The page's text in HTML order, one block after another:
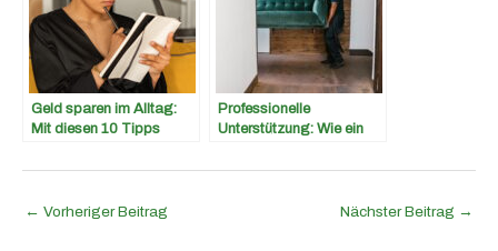
Geld sparen im Alltag:
Mit diesen 10 Tipps
Professionelle
Unterstützung: Wie ein
bei der
← Vorheriger Beitrag Nächster Beitrag →